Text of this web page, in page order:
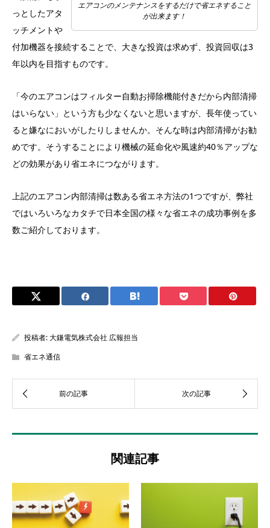
エアコンのメンテナンスをするだけで省エネすること
が出来ます！
っとしたアタ
ッチメントや
付加機器を接続することで、大きな投資は求めず、投資回収は3
年以内を目指すものです。
「今のエアコンはフィルター自動お掃除機能付きだから内部清掃
はいらない」という方も少なくないと思いますが、長年使ってい
ると嫌なにおいがしたりしませんか。そんな時は内部清掃がお勧
めです。そうすることにより機械の延命化や風速約40％アップな
どの効果があり省エネにつながります。
上記のエアコン内部清掃は数ある省エネ方法の1つですが、弊社
ではいろいろなカタチで日本全国の様々な省エネの成功事例を多
数ご紹介しております。
投稿者:大鎌電気株式会社 広報担当
省エネ通信
関連記事